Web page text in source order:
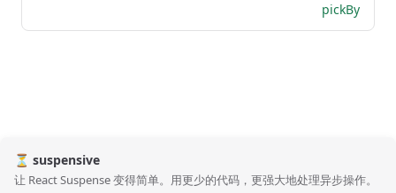
pickBy
⏳ suspensive
让 React Suspense 变得简单。用更少的代码，更强大地处理异步操作。